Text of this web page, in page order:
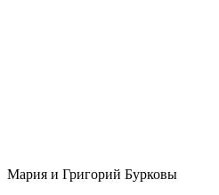
Мария и Григорий Бурковы